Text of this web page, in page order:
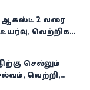
ஆகஸ்ட் 2 வரை
வெற்றிகள்
செல்லும்
வெற்றி,